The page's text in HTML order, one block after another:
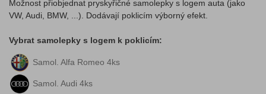
Možnost přiobjednat pryskyřičné samolepky s logem auta (jako
VW, Audi, BMW, ...). Dodávají poklicím výborný efekt.
Vybrat samolepky s logem k poklicím:
Samol. Alfa Romeo 4ks
Samol. Audi 4ks